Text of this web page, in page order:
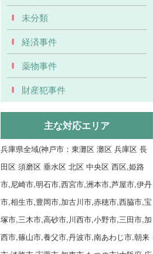
未分類
経済事件
薬物事件
財産犯事件
主な対応エリア
兵庫県全域(神戸市：東灘区 灘区 兵庫区 長
田区 須磨区 垂水区 北区 中央区 西区,姫路
市,尼崎市,明石市,西宮市,洲本市,芦屋市,伊丹
市,相生市,豊岡市,加古川市,赤穂市,西脇市,宝
塚市,三木市,高砂市,川西市,小野市,三田市,加
西市,篠山市,養父市,丹波市,南あわじ市,朝来